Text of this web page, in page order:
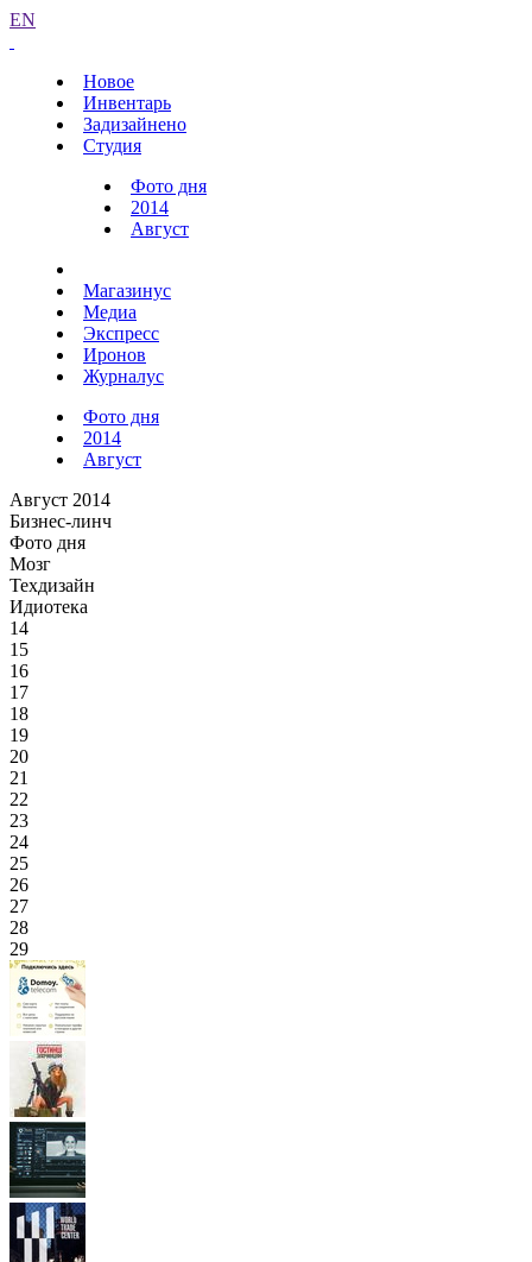
EN
Новое
Инвентарь
Задизайнено
Студия
Фото дня
2014
Август
Магазинус
Медиа
Экспресс
Иронов
Журналус
Фото дня
2014
Август
Август 2014
Бизнес-линч
Фото дня
Мозг
Техдизайн
Идиотека
14
15
16
17
18
19
20
21
22
23
24
25
26
27
28
29